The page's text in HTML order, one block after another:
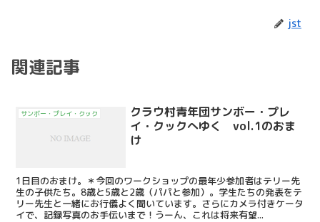
jst
関連記事
サンボー・プレイ・クック
クラウ村青年団サンボー・プレ
イ・クックへゆく vol.1のおま
け
1日目のおまけ。＊今回のワークショップの最年少参加者はテリー先
生の子供たち。8歳と5歳と2歳（パパと参加）。学生たちの発表をテ
リー先生と一緒にお行儀よく聞いています。さらにカメラ付きケータ
イで、記録写真のお手伝いまで！うーん、これは将来有望...